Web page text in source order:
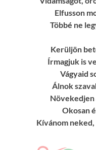
Elfusson
Többé ne
Kerüljön
Írmagjuk is
Vágyaid
Álnok
Növekedjen
Okosan
Kívánom